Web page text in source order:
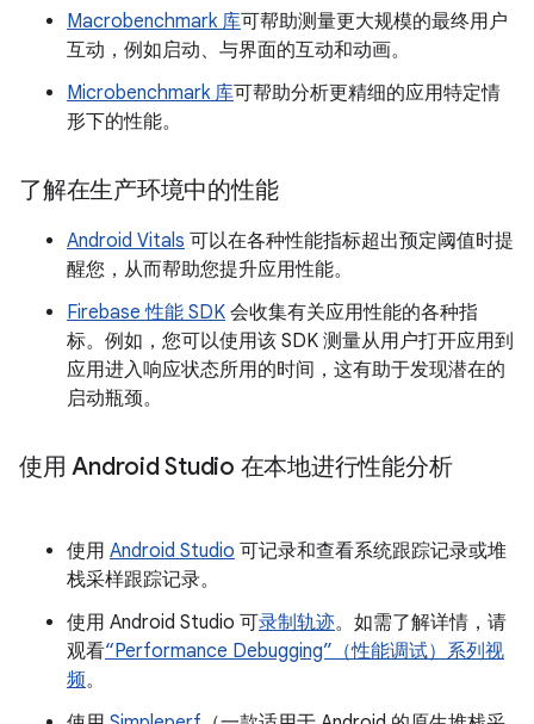
Macrobenchmark 库可帮助测量更大规模的最终用户
互动，例如启动、与界面的互动和动画。
Microbenchmark 库可帮助分析更精细的应用特定情
形下的性能。
了解在生产环境中的性能
Android Vitals 可以在各种性能指标超出预定阈值时提
醒您，从而帮助您提升应用性能。
Firebase 性能 SDK 会收集有关应用性能的各种指
标。例如，您可以使用该 SDK 测量从用户打开应用到
应用进入响应状态所用的时间，这有助于发现潜在的
启动瓶颈。
使用 Android Studio 在本地进行性能分析
使用 Android Studio 可记录和查看系统跟踪记录或堆
栈采样跟踪记录。
使用 Android Studio 可录制轨迹。如需了解详情，请
观看“Performance Debugging”（性能调试）系列视
频。